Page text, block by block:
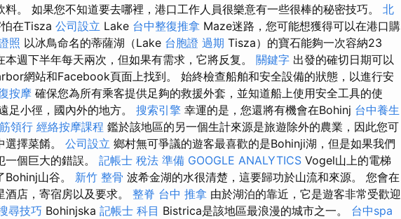
。 如果您不知道要去哪裡，港口工作人員很樂意有一些很棒的秘密技巧。 北
在Tisza 公司設立 Lake 台中整復推拿 Maze迷路，您可能想獲得可以在港口購
照 以冰鳥命名的蒂薩湖（Lake 台胞證 過期 Tisza）的寶石能夠一次容納23
本週下半年每天兩次，但如果有需求，它將反复。 關鍵字 出發的確切日期可以
網站和Facebook頁面上找到。 始終檢查船舶和安全設備的狀態，以進行安
按摩 確保您為所有乘客提供足夠的救援外套，並知道船上使用安全工具的使
足小徑，國內外的地方。 搜索引擎 幸運的是，您還將有機會在Bohinj 台中養生
領行 經絡按摩課程 鑑於該地區的另一個生計來源是旅遊除外的農業，因此您可
擇菜餚。 公司設立 鄉村無可爭議的遊客最喜歡的是Bohinji湖，但是如果我們
一個巨大的錯誤。 記帳士 稅法 準備 GOOGLE ANALYTICS Vogel山上的電梯
Bohinj山谷。 新竹 整骨 波希金湖的水很清楚，這要歸功於山流和來源。 您會在
店，寄宿房以及要求。 整脊 台中 推拿 由於湖泊的靠近，它是遊客非常受歡迎
尋技巧 Bohinjska 記帳士 科目 Bistrica是該地區最浪漫的城市之一。 台中spa